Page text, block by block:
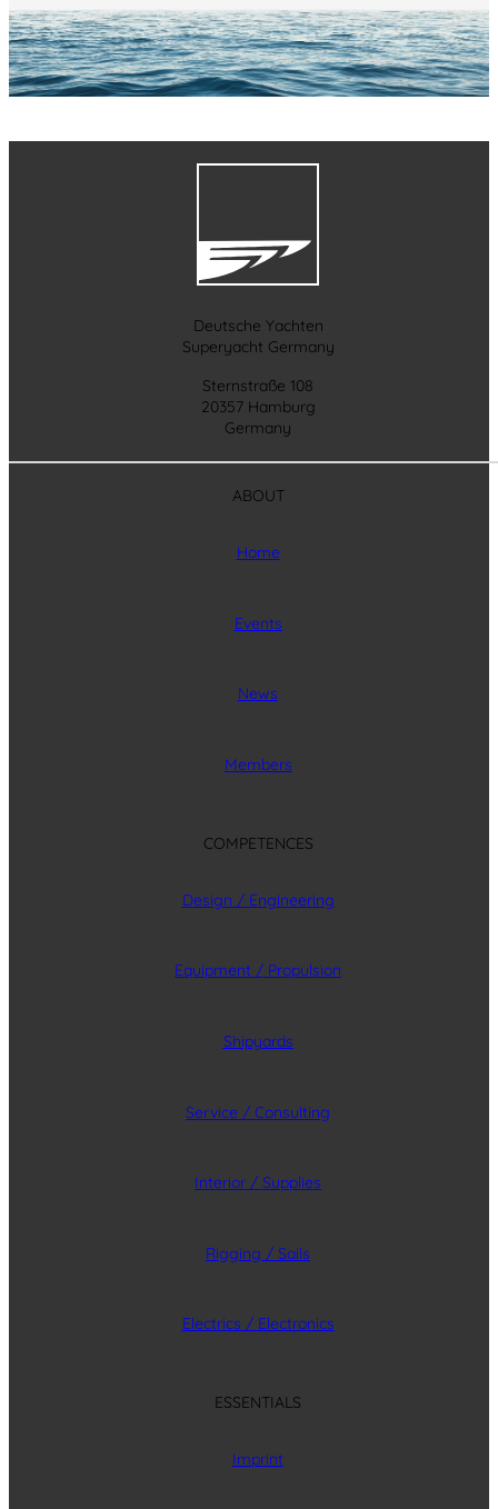
Deutsche Yachten
Superyacht Germany
Sternstraße 108
20357 Hamburg
Germany
ABOUT
Home
Events
News
Members
COMPETENCES
Design / Engineering
Equipment / Propulsion
Shipyards
Service / Consulting
Interior / Supplies
Rigging / Sails
Electrics / Electronics
ESSENTIALS
Imprint